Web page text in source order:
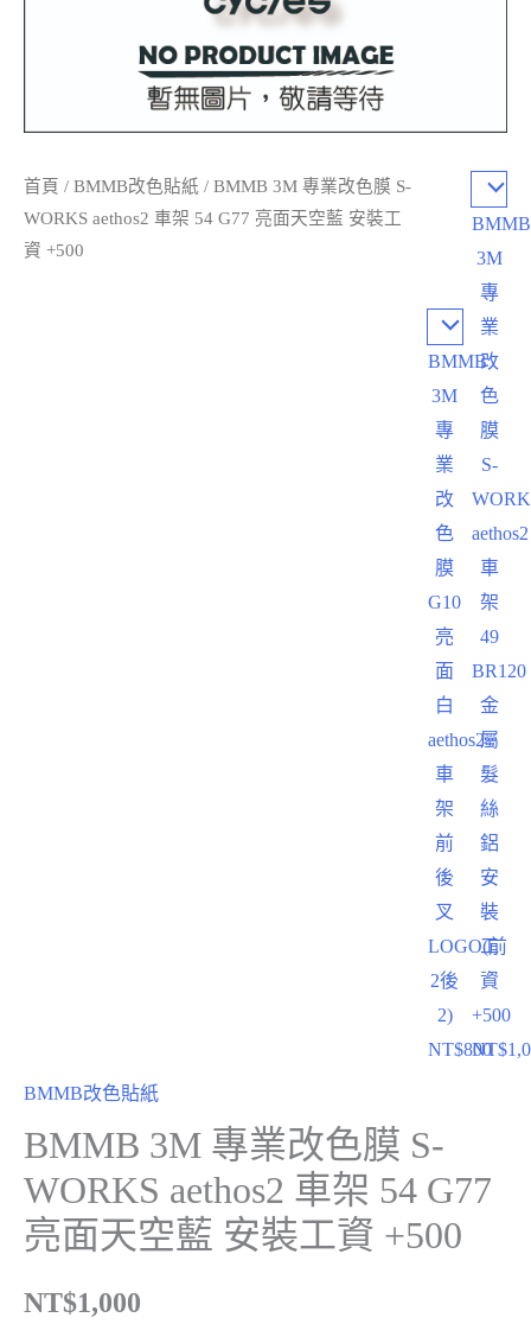
BMMB
3M
專
業
改
色
膜
G10
亮
面
白
aethos2
車
架
前
後
叉
LOGO(前
2後
2)
NT$800
BMMB
3M
專
業
改
色
膜
S-
aethos2
車
架
49
BR120
金
屬
髮
絲
鋁
安
裝
工
資
+500
NT$
首頁 / BMMB改色貼紙 / BMMB 3M 專業改色膜 S-
WORKS aethos2 車架 54 G77 亮面天空藍 安裝工
資 +500
BMMB改色貼紙
BMMB 3M 專業改色膜 S-
WORKS aethos2 車架 54 G77
亮面天空藍 安裝工資 +500
NT$1,000